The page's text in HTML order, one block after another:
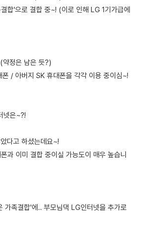
합'으로 결합 중~! (이로 인해 LG 1기가급에
정은 남은 듯?)
/ 아버지 SK 휴대폰을 각각 이용 중이심~!
넷은~?!
다고 하셨는데요~!
과 이미 결합 중이실 가능도이 매우 높습니
가족결합'에.. 부모님댁 LG인터넷을 추가로